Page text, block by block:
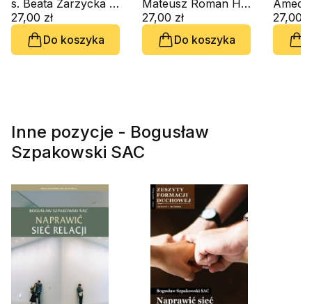
audiobook)
s. Beata Zarzycka ZSAPU, ks. Krzysztof Wons SDS
27,00 zł
Do koszyka
wybory życiowe
(CD-audiobook)
Mateusz Roman Hinc OFMCap.
27,00 zł
Do koszyka
życia
27,00
Inne pozycje - Bogusław
Szpakowski SAC